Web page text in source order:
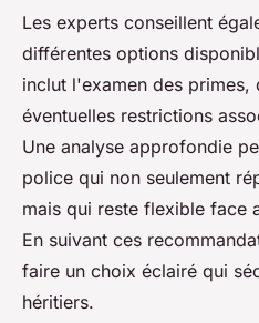
Les experts conseillent
différentes options
inclut l'examen des primes,
éventuelles restrictions
Une analyse approfondie
police qui non seulement
mais qui reste flexible face
En suivant ces
faire un choix éclairé qui
héritiers.